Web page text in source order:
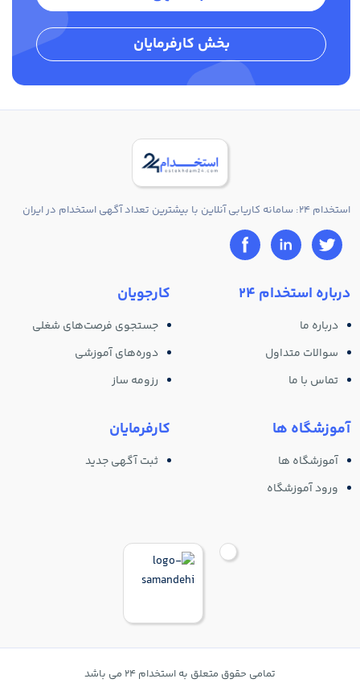
بخش کارفرمایان
استخدام 24: سامانه کاریابی آنلاین با بیشترین تعداد آگهی استخدام در ایران
درباره استخدام 24
درباره ما
سوالات متداول
تماس با ما
آموزشگاه ها
آموزشگاه ها
ورود آموزشگاه
کارجویان
جستجوی فرصت‌های شغلی
دوره‌های آموزشی
رزومه ساز
کارفرمایان
ثبت آگهی جدید
تمامی حقوق متعلق به استخدام 24 می باشد